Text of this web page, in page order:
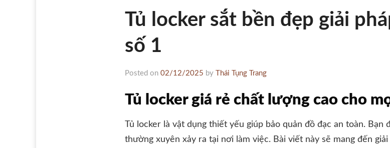
Tủ locker sắt bền đẹp giải
số 1
Posted on 02/12/2025 by Thái Tụng Trang
Tủ locker giá rẻ chất lượng cao cho
Tủ locker là vật dụng thiết yếu giúp bảo quản đồ đạc an toàn. Bạn
thường xuyên xảy ra tại nơi làm việc. Bài viết này sẽ mang đến